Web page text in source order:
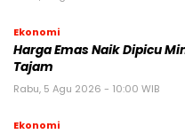
Ekonomi
Harga Emas Naik Dipicu
Tajam
Rabu, 5 Agu 2026 - 10:00 WIB
Ekonomi